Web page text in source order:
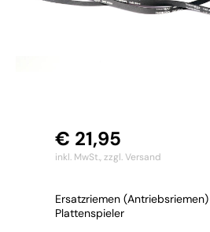
€ 21,95
inkl. MwSt.,zzgl. Versand
Ersatzriemen
Plattenspieler